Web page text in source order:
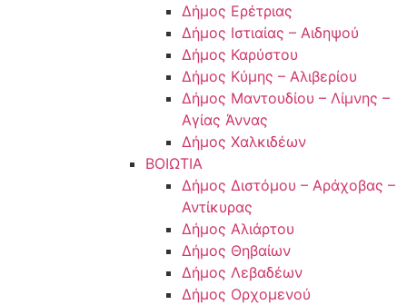
Δήμος Ερέτριας
Δήμος Ιστιαίας – Αιδηψού
Δήμος Καρύστου
Δήμος Κύμης – Αλιβερίου
Δήμος Μαντουδίου – Λίμνης –
Αγίας Άννας
Δήμος Χαλκιδέων
ΒΟΙΩΤΙΑ
Δήμος Διστόμου – Αράχοβας –
Αντίκυρας
Δήμος Αλιάρτου
Δήμος Θηβαίων
Δήμος Λεβαδέων
Δήμος Ορχομενού